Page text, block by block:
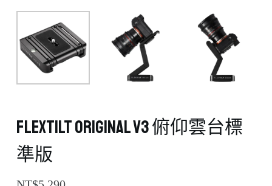
FlexTILT Original v3 俯仰雲台標
準版